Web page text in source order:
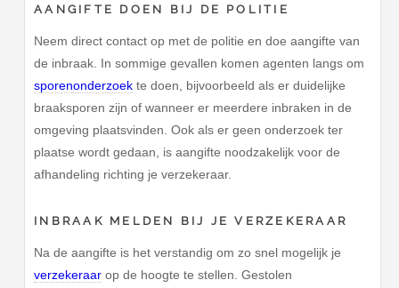
AANGIFTE DOEN BIJ DE POLITIE
Neem direct contact op met de politie en doe aangifte van
de inbraak. In sommige gevallen komen agenten langs om
sporenonderzoek te doen, bijvoorbeeld als er duidelijke
braaksporen zijn of wanneer er meerdere inbraken in de
omgeving plaatsvinden. Ook als er geen onderzoek ter
plaatse wordt gedaan, is aangifte noodzakelijk voor de
afhandeling richting je verzekeraar.
INBRAAK MELDEN BIJ JE VERZEKERAAR
Na de aangifte is het verstandig om zo snel mogelijk je
verzekeraar op de hoogte te stellen. Gestolen